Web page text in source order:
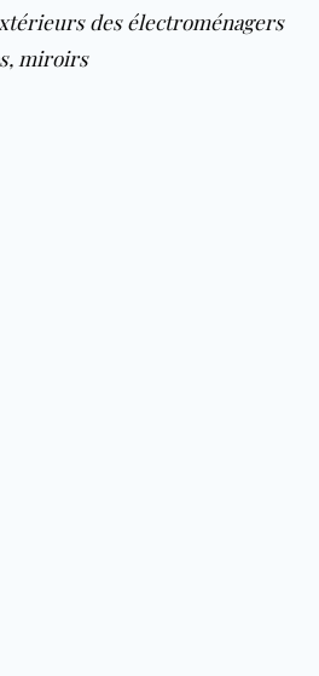
des électroménagers
miroirs